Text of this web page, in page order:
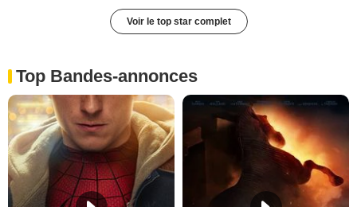
Voir le top star complet
Top Bandes-annonces